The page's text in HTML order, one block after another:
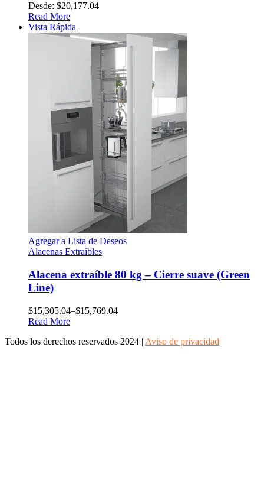
Desde: $20,177.04
Read More
Vista Rápida
Agregar a Lista de Deseos
Alacenas Extraíbles
Alacena extraíble 80 kg – Cierre suave (Green
Line)
$15,305.04–$15,769.04
Read More
Todos los derechos reservados 2024 | Aviso de privacidad